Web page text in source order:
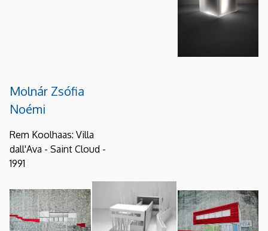
Molnár Zsófia
Noémi
Rem Koolhaas: Villa
dall'Ava - Saint Cloud -
1991